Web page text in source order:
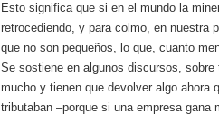
Esto significa que si en el mundo la
retrocediendo, y para colmo, en nuestra
que no son pequeños, lo que, cuanto
Se sostiene en algunos discursos,
mucho y tienen que devolver algo ahora
tributaban –porque si una empresa